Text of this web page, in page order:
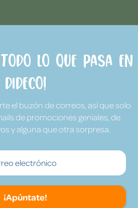
lo que pasa en
Dideco!
el buzón de correos, así que solo
de promociones geniales, de
y alguna que otra sorpresa.
¡Apúntate!